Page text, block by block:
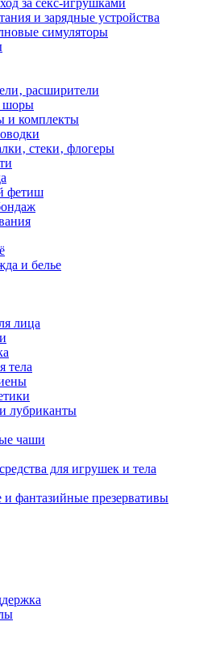
за секс-игрушками
и зарядные устройства
симуляторы
расширители
шоры
комплекты
стеки‚ флогеры
фетиш
и белье
лица
тела
лубриканты
чаши
для игрушек и тела
и фантазийные презервативы